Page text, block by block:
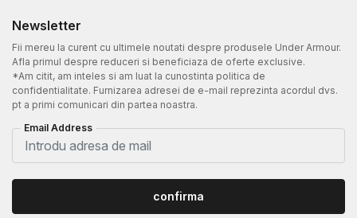
Newsletter
Fii mereu la curent cu ultimele noutati despre produsele Under Armour.
Afla primul despre reduceri si beneficiaza de oferte exclusive.
*Am citit, am inteles si am luat la cunostinta politica de
confidentialitate. Furnizarea adresei de e-mail reprezinta acordul dvs.
pt a primi comunicari din partea noastra.
Email Address
confirma